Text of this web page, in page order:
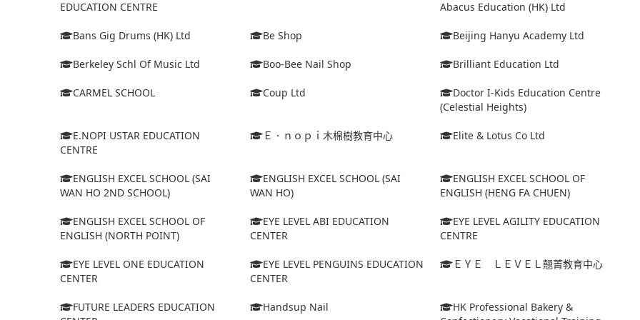
EDUCATION CENTRE Abacus Education (HK) Ltd
Bans Gig Drums (HK) Ltd Be Shop Beijing Hanyu Academy Ltd
Berkeley Schl Of Music Ltd Boo-Bee Nail Shop Brilliant Education Ltd
CARMEL SCHOOL Coup Ltd
Doctor I-Kids Education Centre
(Celestial Heights)
E.NOPI USTAR EDUCATION
CENTRE
Ｅ．ｎｏｐｉ木棉樹教育中心 Elite & Lotus Co Ltd
ENGLISH EXCEL SCHOOL (SAI
WAN HO 2ND SCHOOL)
ENGLISH EXCEL SCHOOL (SAI
WAN HO)
ENGLISH EXCEL SCHOOL OF
ENGLISH (HENG FA CHUEN)
ENGLISH EXCEL SCHOOL OF
ENGLISH (NORTH POINT)
EYE LEVEL ABI EDUCATION
CENTER
EYE LEVEL AGILITY EDUCATION
CENTRE
EYE LEVEL ONE EDUCATION
CENTER
EYE LEVEL PENGUINS EDUCATION
CENTER
ＥＹＥ ＬＥＶＥＬ翹菁教育中心
FUTURE LEADERS EDUCATION
Handsup Nail
HK Professional Bakery &